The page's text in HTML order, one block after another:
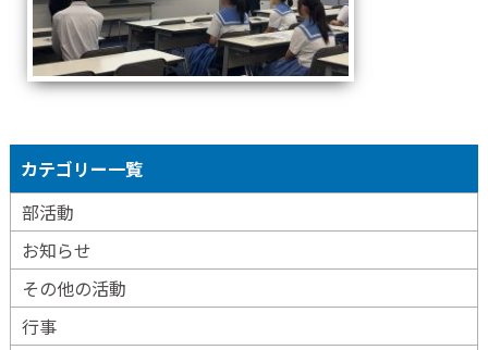
カテゴリー一覧
部活動
お知らせ
その他の活動
行事